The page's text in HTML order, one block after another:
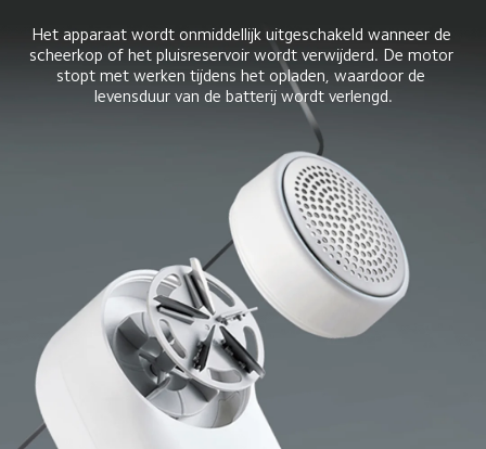
Het apparaat wordt onmiddellijk uitgeschakeld wanneer de
scheerkop of het pluisreservoir wordt verwijderd. De motor
stopt met werken tijdens het opladen, waardoor de
levensduur van de batterij wordt verlengd.